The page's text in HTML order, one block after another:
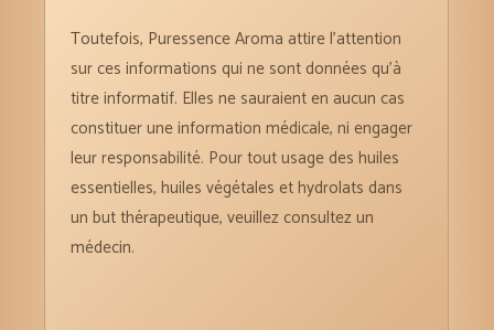
Toutefois, Puressence Aroma attire l’attention
sur ces informations qui ne sont données qu’à
titre informatif. Elles ne sauraient en aucun cas
constituer une information médicale, ni engager
leur responsabilité. Pour tout usage des huiles
essentielles, huiles végétales et hydrolats dans
un but thérapeutique, veuillez consultez un
médecin.